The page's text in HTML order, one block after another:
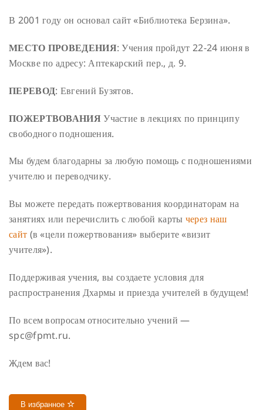
В 2001 году он основал сайт «Библиотека Берзина».
МЕСТО ПРОВЕДЕНИЯ: Учения пройдут 22-24 июня в
Москве по адресу: Аптекарский пер., д. 9.
ПЕРЕВОД: Евгений Бузятов.
ПОЖЕРТВОВАНИЯУчастие в лекциях по принципу
свободного подношения.
Мы будем благодарны за любую помощь с подношениями
учителю и переводчику.
Вы можете передать пожертвования координаторам на
занятиях или перечислить с любой карты через наш
сайт (в «цели пожертвования» выберите «визит
учителя»).
Поддерживая учения, вы создаете условия для
распространения Дхармы и приезда учителей в будущем!
По всем вопросам относительно учений —
spc@fpmt.ru.
Ждем вас!
В избранное